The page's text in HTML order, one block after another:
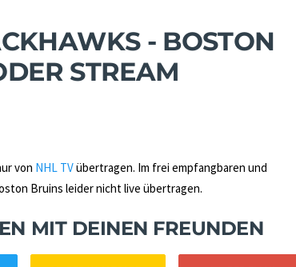
- BOSTON
STREAM
von NHL TVübertragen. Im frei empfangbaren und
Bruins leider nicht live übertragen.
MIT DEINEN FREUNDEN